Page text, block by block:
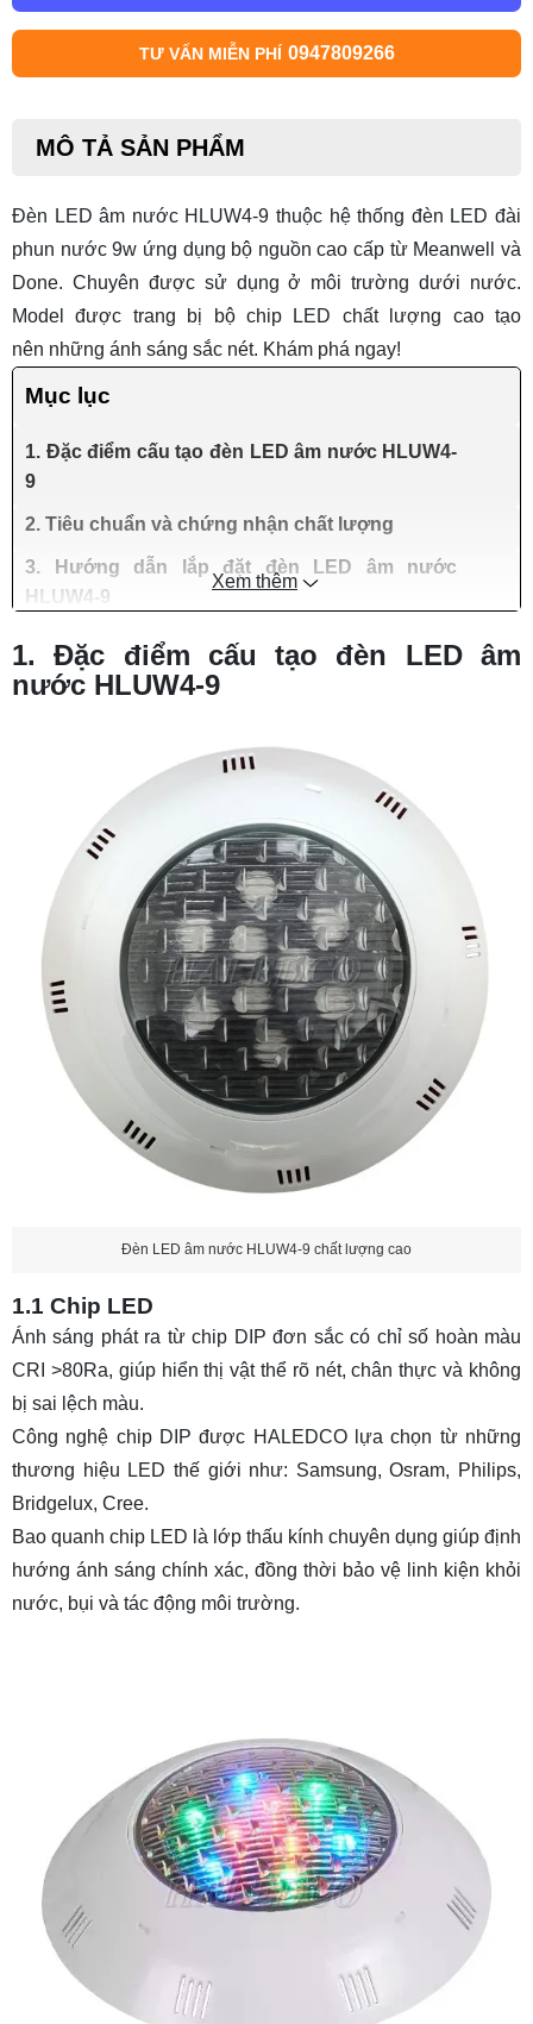
TƯ VẤN MIỄN PHÍ 0947809266
MÔ TẢ SẢN PHẨM
Đèn LED âm nước HLUW4-9 thuộc hệ thống đèn LED đài
phun nước9w ứng dụng bộ nguồn cao cấp từ Meanwell và
Done. Chuyên được sử dụng ở môi trường dưới nước.
Model được trang bị bộ chip LED chất lượng cao tạo
nên những ánh sáng sắc nét. Khám phá ngay!
Mục lục
1. Đặc điểm cấu tạo đèn LED âm nước HLUW4-
9
2. Tiêu chuẩn và chứng nhận chất lượng
3. Hướng dẫn lắp đặt đèn LED âm nước
HLUW4-9
Xem thêm
1. Đặc điểm cấu tạo đèn LED âm
nước HLUW4-9
Đèn LED âm nước HLUW4-9 chất lượng cao
1.1 Chip LED
Ánh sáng phát ra từ chip DIP đơn sắc có chỉ số hoàn màu
CRI >80Ra, giúp hiển thị vật thể rõ nét, chân thực và không
bị sai lệch màu.
Công nghệ chip DIP được HALEDCO lựa chọn từ những
thương hiệu LED thế giới như: Samsung, Osram, Philips,
Bridgelux, Cree.
Bao quanh chip LED là lớp thấu kính chuyên dụng giúp định
hướng ánh sáng chính xác, đồng thời bảo vệ linh kiện khỏi
nước, bụi và tác động môi trường.